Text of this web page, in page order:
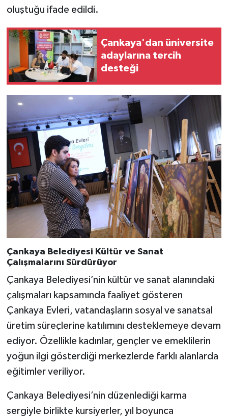
oluştuğu ifade edildi.
Çankaya'dan üniversite
adaylarına tercih
desteği
Çankaya Belediyesi Kültür ve Sanat
Çalışmalarını Sürdürüyor
Çankaya Belediyesi’nin kültür ve sanat alanındaki
çalışmaları kapsamında faaliyet gösteren
Çankaya Evleri, vatandaşların sosyal ve sanatsal
üretim süreçlerine katılımını desteklemeye devam
ediyor. Özellikle kadınlar, gençler ve emeklilerin
yoğun ilgi gösterdiği merkezlerde farklı alanlarda
eğitimler veriliyor.
Çankaya Belediyesi’nin düzenlediği karma
sergiyle birlikte kursiyerler, yıl boyunca